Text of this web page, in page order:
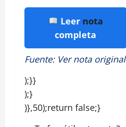
Leer nota
completa
Fuente: Ver nota original
);}}
);}
)},50);return false;}